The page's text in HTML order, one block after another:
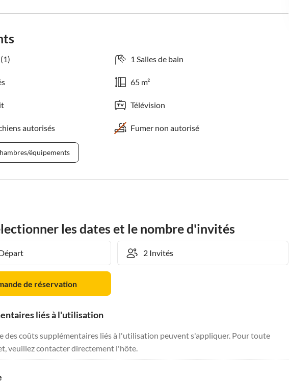
1 Salles de bain
65 m²
Télévision
autorisés Fumer non autorisé
équipements
les dates et le nombre d'invités
de réservation
liés à l'utilisation
des coûts supplémentaires liés à l'utilisation peuvent s'appliquer. Pour toute
veuillez contacter directement l'hôte.